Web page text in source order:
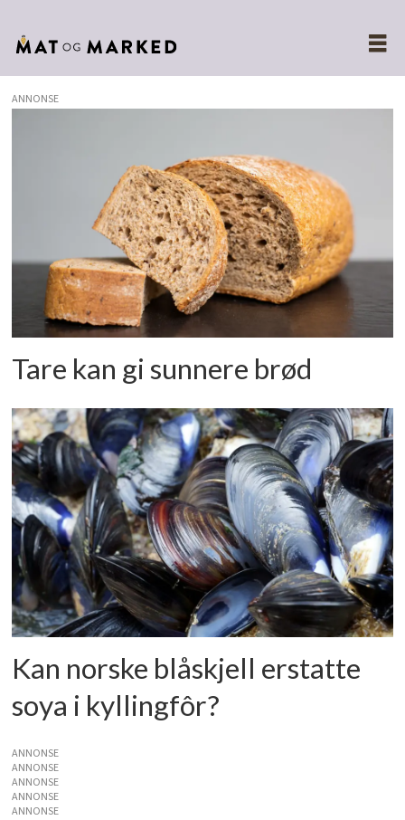
matforskning
ANNONSE
Tare kan gi sunnere brød
Kan norske blåskjell erstatte
soya i kyllingfôr?
ANNONSE
ANNONSE
ANNONSE
ANNONSE
ANNONSE